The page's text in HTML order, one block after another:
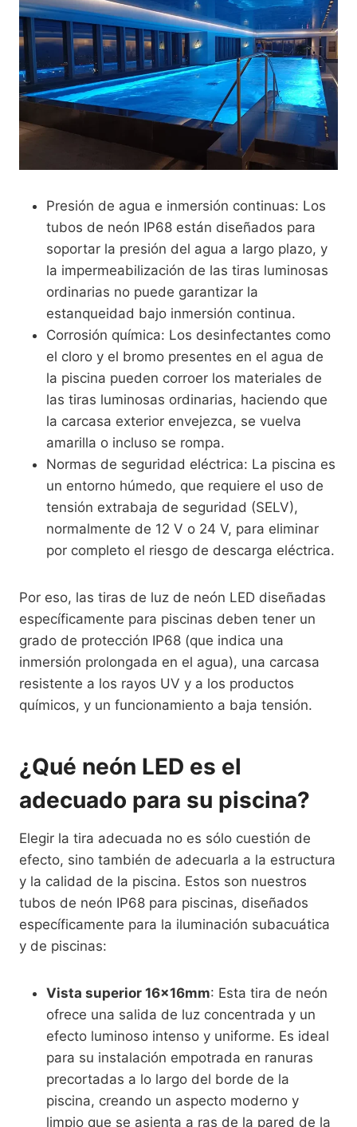
Presión de agua e inmersión continuas: Los
tubos de neón IP68 están diseñados para
soportar la presión del agua a largo plazo, y
la impermeabilización de las tiras luminosas
ordinarias no puede garantizar la
estanqueidad bajo inmersión continua.
Corrosión química: Los desinfectantes como
el cloro y el bromo presentes en el agua de
la piscina pueden corroer los materiales de
las tiras luminosas ordinarias, haciendo que
la carcasa exterior envejezca, se vuelva
amarilla o incluso se rompa.
Normas de seguridad eléctrica: La piscina es
un entorno húmedo, que requiere el uso de
tensión extrabaja de seguridad (SELV),
normalmente de 12 V o 24 V, para eliminar
por completo el riesgo de descarga eléctrica.
Por eso, las tiras de luz de neón LED diseñadas
específicamente para piscinas deben tener un
grado de protección IP68 (que indica una
inmersión prolongada en el agua), una carcasa
resistente a los rayos UV y a los productos
químicos, y un funcionamiento a baja tensión.
¿Qué neón LED es el
adecuado para su piscina?
Elegir la tira adecuada no es sólo cuestión de
efecto, sino también de adecuarla a la estructura
y la calidad de la piscina. Estos son nuestros
tubos de neón IP68 para piscinas, diseñados
específicamente para la iluminación subacuática
y de piscinas:
Vista superior 16×16mm: Esta tira de neón
ofrece una salida de luz concentrada y un
efecto luminoso intenso y uniforme. Es ideal
para su instalación empotrada en ranuras
precortadas a lo largo del borde de la
piscina, creando un aspecto moderno y
limpio que se asienta a ras de la pared de la